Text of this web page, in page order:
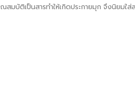
บัติเป็นสารทำให้เกิดประกายมุก จึงนิยมใ